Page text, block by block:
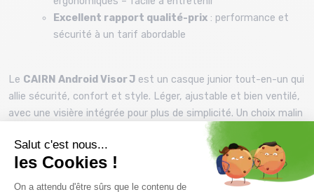
Excellent rapport qualité-prix : performance et
sécurité à un tarif abordable
Le CAIRN Android Visor J est un casque junior tout-en-un qui
allie sécurité, confort et style. Léger, ajustable et bien ventilé,
avec une visière intégrée pour plus de simplicité. Un choix malin
pour accompagner les jeunes skieurs dans leurs premières
descentes en montagne.